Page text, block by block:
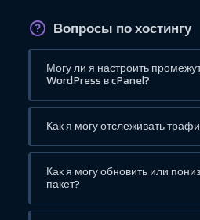
Вопросы по хостингу
Могу ли я настроить
WordPress в cPanel?
Как я могу отслеживать
Как я могу обновить или
пакет?